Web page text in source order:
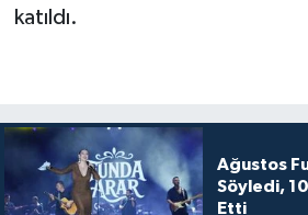
katıldı.
Ağustos
Söyledi,
Etti